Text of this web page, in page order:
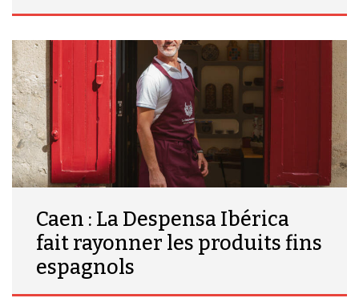
Caen : La Despensa Ibérica
fait rayonner les produits fins
espagnols